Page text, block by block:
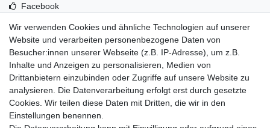
Facebook
Mehr über uns
Kontakt
Impressum
Zusatzinfos
AGB
Altölentsorgung
Wir verwenden Cookies und ähnliche Technologien auf unserer
Website und verarbeiten personenbezogene Daten von
Besucher:innen unserer Webseite (z.B. IP-Adresse), um z.B.
Inhalte und Anzeigen zu personalisieren, Medien von
Drittanbietern einzubinden oder Zugriffe auf unsere Website zu
analysieren. Die Datenverarbeitung erfolgt erst durch gesetzte
Cookies. Wir teilen diese Daten mit Dritten, die wir in den
Einstellungen benennen.